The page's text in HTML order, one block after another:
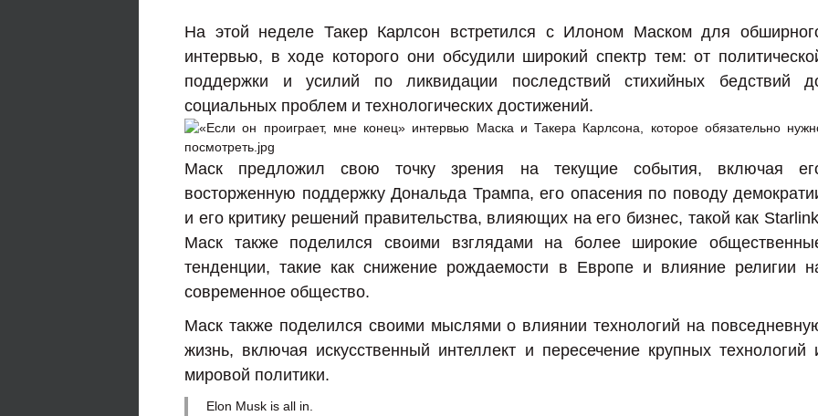
На этой неделе Такер Карлсон встретился с Илоном Маском для
интервью, в ходе которого они обсудили широкий спектр тем: от
поддержки и усилий по ликвидации последствий стихийных бедствий
социальных проблем и технологических достижений.
Маск предложил свою точку зрения на текущие события, включая
восторженную поддержку Дональда Трампа, его опасения по поводу
и его критику решений правительства, влияющих на его бизнес, такой как
Маск также поделился своими взглядами на более широкие
тенденции, такие как снижение рождаемости в Европе и влияние религии
современное общество.
Маск также поделился своими мыслями о влиянии технологий на
жизнь, включая искусственный интеллект и пересечение крупных технологий
мировой политики.
Elon Musk is all in.